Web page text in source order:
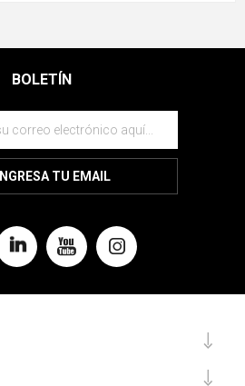
BOLETÍN
INGRESA TU EMAIL